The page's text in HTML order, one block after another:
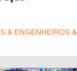
& ENGENHEIROS &